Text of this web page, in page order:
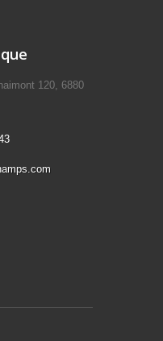
120, 6880